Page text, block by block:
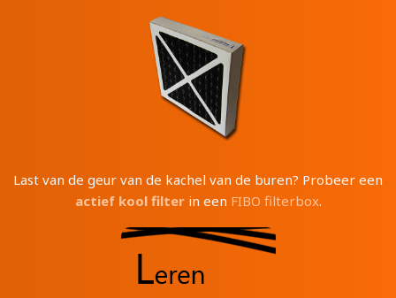
Last van de geur van de kachel van de buren? Probeer een
actief kool filterin een FIBO filterbox.